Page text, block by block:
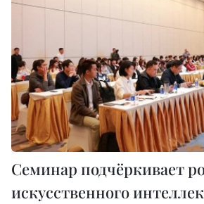
Семинар подчёркивает
искусственного